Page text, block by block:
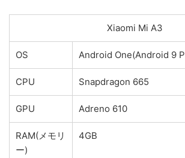
Xiaomi Mi A3
OS Android One(Android 9
CPU Snapdragon 665
GPU Adreno 610
RAM(メモリ
ー)
4GB